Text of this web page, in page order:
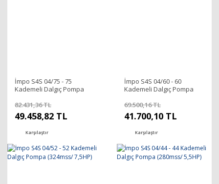
İmpo S4S 04/75 - 75
Kademeli Dalgıç Pompa
82.431,36 TL
49.458,82 TL
Karşılaştır
İmpo S4S 04/60 - 60
Kademeli Dalgıç Pompa
69.500,16 TL
41.700,10 TL
Karşılaştır